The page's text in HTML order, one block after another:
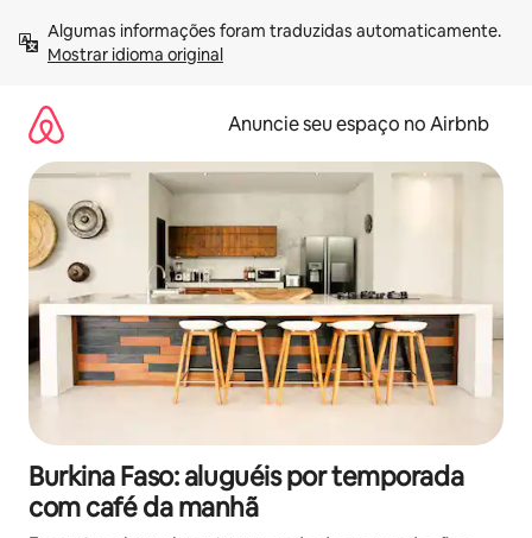
para
Mostrar idioma original
Anuncie seu espaço no Airbnb
Burkina Faso: aluguéis por temporada
com café da manhã